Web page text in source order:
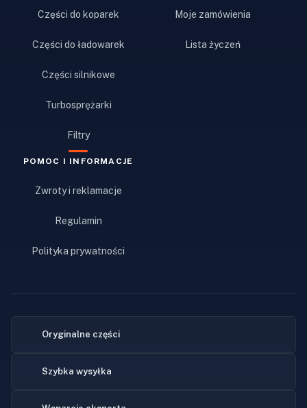
Części do koparek
Części do ładowarek
Części silnikowe
Turbosprężarki
Filtry
Moje zamówienia
Lista życzeń
POMOC I INFORMACJE
Zwroty i reklamacje
Regulamin
Polityka prywatności
Oryginalne części
Szybka wysyłka